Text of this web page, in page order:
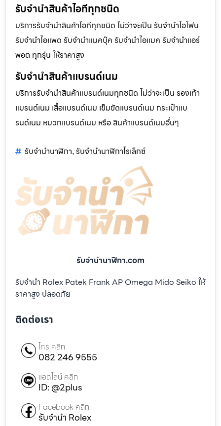
รับจำนำสินค้าไอทีทุกชนิด
บริการรับจำนำสินค้าไอทีทุกชนิด ไม่ว่าจะเป็น รับจำนำไอโฟน
รับจำนำไอแพด รับจำนำแมคบุ๊ค รับจำนำไอแมค รับจำนำแอร์
พอต ทุกรุ่น ให้ราคาสูง
รับจำนำสินค้าแบรนด์เนม
บริการรับจำนำสินค้าแบรนด์เนมทุกชนิด ไม่ว่าจะเป็น รองเท้า
แบรนด์เนม เสื้อแบรนด์เนม เข็มขัดแบรนด์เนม กระเป๋าแบ
รนด์เนม หมวกแบรนด์เนม หรือ สินค้าแบรนด์เนมอื่นๆ
รับจำนำนาฬิกา, รับจำนำนาฬิกาโรเล็กซ์
รับจํานํานาฬิกา.com
รับจำนำ Rolex Patek Frank AP Omega Mido Seiko ให้
ราคาสูง ปลอดภัย
ติดต่อเรา
โทร คลิก
082 246 9555
แอดไลน์ คลิก
ID: @2plus
Facebook คลิก
รับจำนำ Rolex